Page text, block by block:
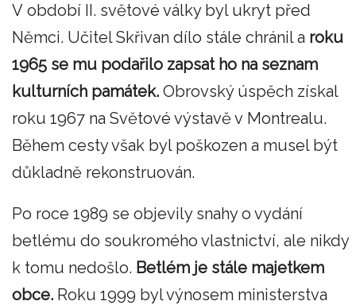
V období II. světové války byl ukryt před
Němci. Učitel Skřivan dílo stále chránil a roku
1965 se mu podařilo zapsat ho na seznam
kulturních památek. Obrovský úspěch získal
roku 1967 na Světové výstavě v Montrealu.
Během cesty však byl poškozen a musel být
důkladně rekonstruován.
Po roce 1989 se objevily snahy o vydání
betlému do soukromého vlastnictví, ale nikdy
k tomu nedošlo. Betlém je stále majetkem
obce. Roku 1999 byl výnosem ministerstva